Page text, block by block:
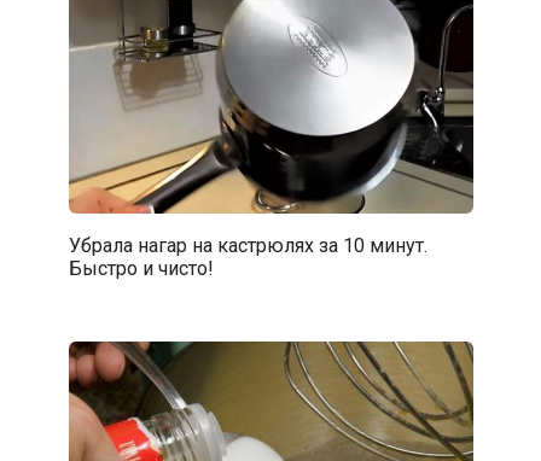
Убрала нагар на кастрюлях за 10 минут.
Быстро и чисто!